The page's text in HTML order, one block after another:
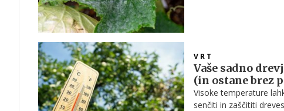
VRT
Vaše sadno
(in ostane brez
Visoke temperature
senčiti in zaščititi